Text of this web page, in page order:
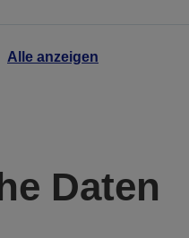
Alle anzeigen
Daten